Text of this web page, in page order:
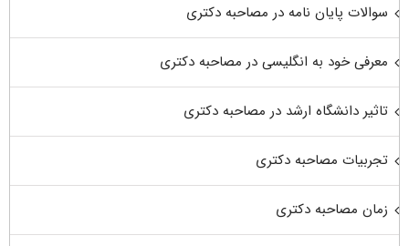
سوالات پایان نامه در مصاحبه دکتری
معرفی خود به انگلیسی در مصاحبه دکتری
تاثیر دانشگاه ارشد در مصاحبه دکتری
تجربیات مصاحبه دکتری
زمان مصاحبه دکتری